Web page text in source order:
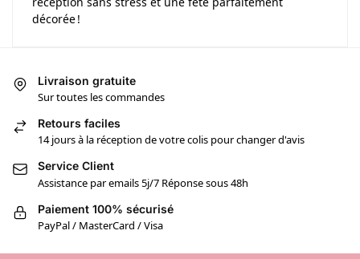
décorée !
Livraison gratuite
Sur toutes les commandes
Retours faciles
14 jours à la réception de votre colis pour changer d'avis
Service Client
Assistance par emails 5j/7 Réponse sous 48h
Paiement 100% sécurisé
PayPal / MasterCard / Visa